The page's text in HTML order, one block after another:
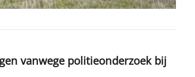
vanwege politieonderzoek bij